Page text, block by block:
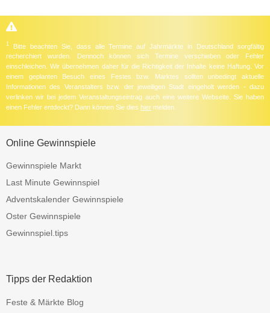
1
Bitte beachten Sie, dass alle Termine auf Jahrmärkte in Deutschland sorgfältig
recherchiert wurden. Dennoch können sich Termine verschieben oder Fehler
einschleichen. Wir übernehmen daher für die Richtigkeit der Inhalte keine Haftung. Vor
einem geplanten Besuch eines Festes bzw. Marktes sollten unbedingt aktuelle
Informationen des Veranstalters bzw. der jeweiligen Stadt eingeholt werden - dazu
verlinken wir bei jedem Veranstaltungseintrag auch eine weitere Webseite. Sie haben
einen Fehler entdeckt? Dann können Sie dies hier melden.
Online Gewinnspiele
Gewinnspiele Markt
Last Minute Gewinnspiel
Adventskalender Gewinnspiele
Oster Gewinnspiele
Gewinnspiel.tips
Tipps der Redaktion
Feste & Märkte Blog